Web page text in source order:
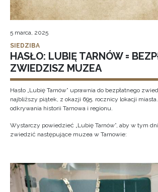
5 marca, 2025
SIEDZIBA
HASŁO: LUBIĘ TARNÓW =
ZWIEDZISZ MUZEA
Hasło „Lubię Tarnów” uprawnia do bezpłatnego
najbliższy piątek, z okazji 695. rocznicy lokacji
odkrywania historii Tarnowa i regionu.
Wystarczy powiedzieć „Lubię Tarnów”, aby w tym
zwiedzić następujące muzea w Tarnowie: